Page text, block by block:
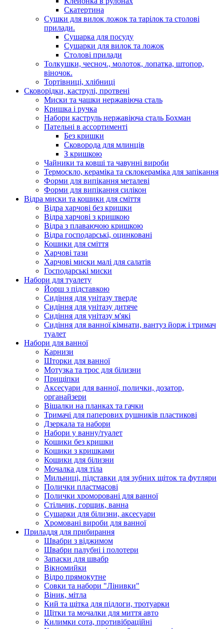
Скатертина
Сушки для вилок ложок та тарілок та столові
прилади.
Сушарка для посуду
Сушарки для вилок та ложок
Столові прилади
Толкушки, чесноч., молоток, лопатка, штопор,
віночок.
Тортівниці, хлібниці
Сковорідки, каструлі, протвені
Миски та чашки нержавіюча сталь
Кришка і ручка
Набори каструль нержавіюча сталь Бохман
Пательні в ассортименті
Без кришки
Сковорода для млинців
З кришкою
Чайники та ковші та чавунні вироби
Термоскло, кераміка та склокераміка для запікання
Форми для випікання металеві
Форми для випікання силікон
Відра миски та кошики для сміття
Відра харчові без кришки
Відра харчові з кришкою
Відра з плаваючою кришкою
Відра господарські, оцинковані
Кошики для сміття
Харчові тази
Харчові миски малі для салатів
Господарські миски
Набори для туалету
Йорш з підставкою
Сидіння для унітазу тверде
Сидіння для унітазу дитяче
Сидіння для унітазу м'які
Сидіння для ванної кімнати, вантуз йорж і тримач
туалет
Набори для ванної
Карнизи
Шторки для ванної
Мотузка та трос для білизни
Прищіпки
Аксесуари для ванної, полички, дозатор,
органайзери
Вішалки на планках та гачки
Тримачі для паперових рушників пластикові
Дзеркала та набори
Набори у ванну/туалет
Кошики без кришки
Кошики з кришками
Кошики для білизни
Мочалка для тіла
Мильниці, підставки для зубних щіток та футляри
Полички пластмасові
Полички хроморовані для ванної
Стільчик, горщик, ванна
Сушарки для білизни, аксесуари
Хромовані вироби для ванної
Приладдя для прибирання
Швабри з віджимом
Швабри палубні і полотери
Запаски для швабр
Вікномийки
Відро прямокутне
Совки та набори "Лінивки"
Віник, мітла
Кий та щітка для підлоги, тротуарки
Щітки та мочалки для миття авто
Килимки сота, противібраційні